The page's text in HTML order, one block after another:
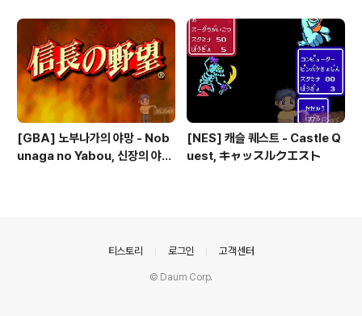
[GBA] 노부나가의 야망 - Nob
unaga no Yabou, 신장의 야망
[NES] 캐슬 퀘스트 - Castle Q
uest, キャッスルクエスト
티스토리 로그인 고객센터
© Daum Corp.